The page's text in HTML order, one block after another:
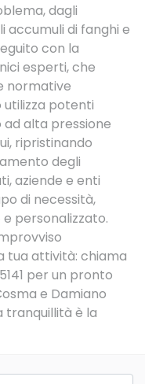
dagli
accumuli di fanghi e
con la
esperti, che
normative
potenti
ad alta pressione
ripristinando
degli
aziende e enti
di necessità,
personalizzato.
tua attività: chiama
per un pronto
e Damiano
tranquillità è la